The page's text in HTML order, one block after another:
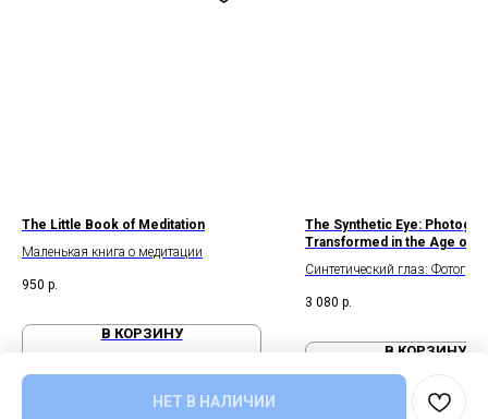
НЕТ В НАЛИЧИИ
The Little Book of Meditation
Маленькая книга о медитации
950 р.
В КОРЗИНУ
The Synthetic Eye:
Transformed in the Age of AI
Синтетический глаз:
3 080 р.
В КОРЗИНУ